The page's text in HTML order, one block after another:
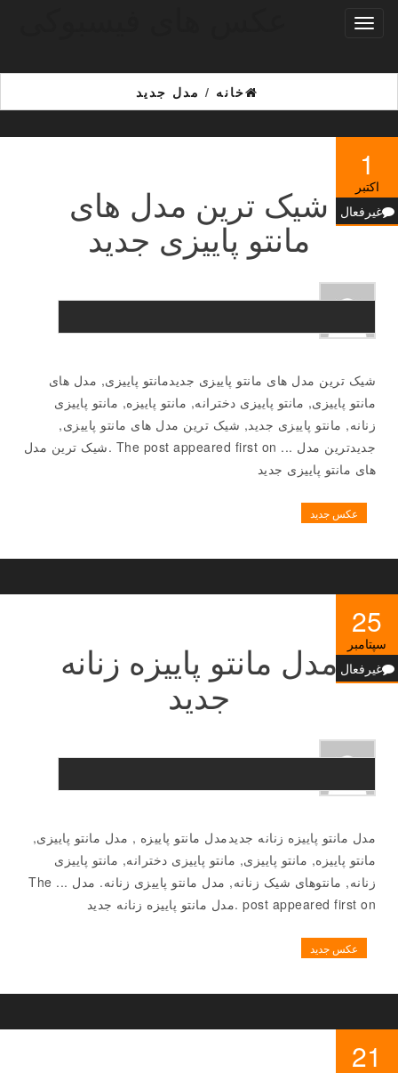
تغییر
خانه/ مدل جدید
1
اکتبر
غیرفعال
شیک ترین مدل های
مانتو پاییزی جدید
شیک ترین مدل های مانتو پاییزی جدیدمانتو پاییزی, مدل های
مانتو پاییزی, مانتو پاییزی دخترانه, مانتو پاییزه, مانتو پاییزی
زنانه, مانتو پاییزی جدید, شیک ترین مدل های مانتو پاییزی,
جدیدترین مدل ... The post appeared first on .شیک ترین مدل
های مانتو پاییزی جدید
عکس جدید
25
سپتامبر
غیرفعال مدل مانتو پاییزه زنانه
جدید
مدل مانتو پاییزه زنانه جدیدمدل مانتو پاییزه , مدل مانتو پاییزی,
مانتو پاییزه, مانتو پاییزی, مانتو پاییزی دخترانه, مانتو پاییزی
زنانه, مانتوهای شیک زنانه, مدل مانتو پاییزی زنانه. مدل ... The
post appeared first on .مدل مانتو پاییزه زنانه جدید
عکس جدید
21